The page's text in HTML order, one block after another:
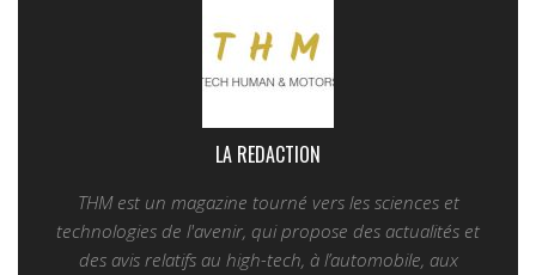
LA REDACTION
THM est un magazine tourné vers les sciences et
technologies de l'avenir, qui propose des actualités et
des avis relatifs au high-tech, à l’automobile, aux